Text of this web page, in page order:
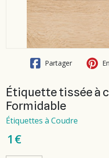
Partager
Étiquette tissée à
Formidable
Étiquettes à Coudre
1 €